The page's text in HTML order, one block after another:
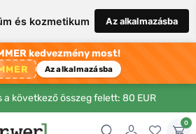
és kozmetikum Az alkalmazásba
kedvezmény most!
Az alkalmazásba
a következő összeg felett: 80 EUR
0